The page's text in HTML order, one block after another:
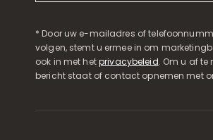
* Door uw e-mailadres of
volgen, stemt u ermee in om
ook in met hetprivacybeleid. Om u af
bericht staat of contact opnemen met